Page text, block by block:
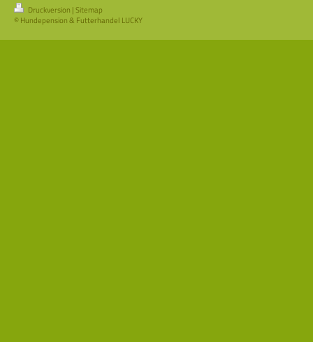
Druckversion |Sitemap
© Hundepension & Futterhandel LUCKY